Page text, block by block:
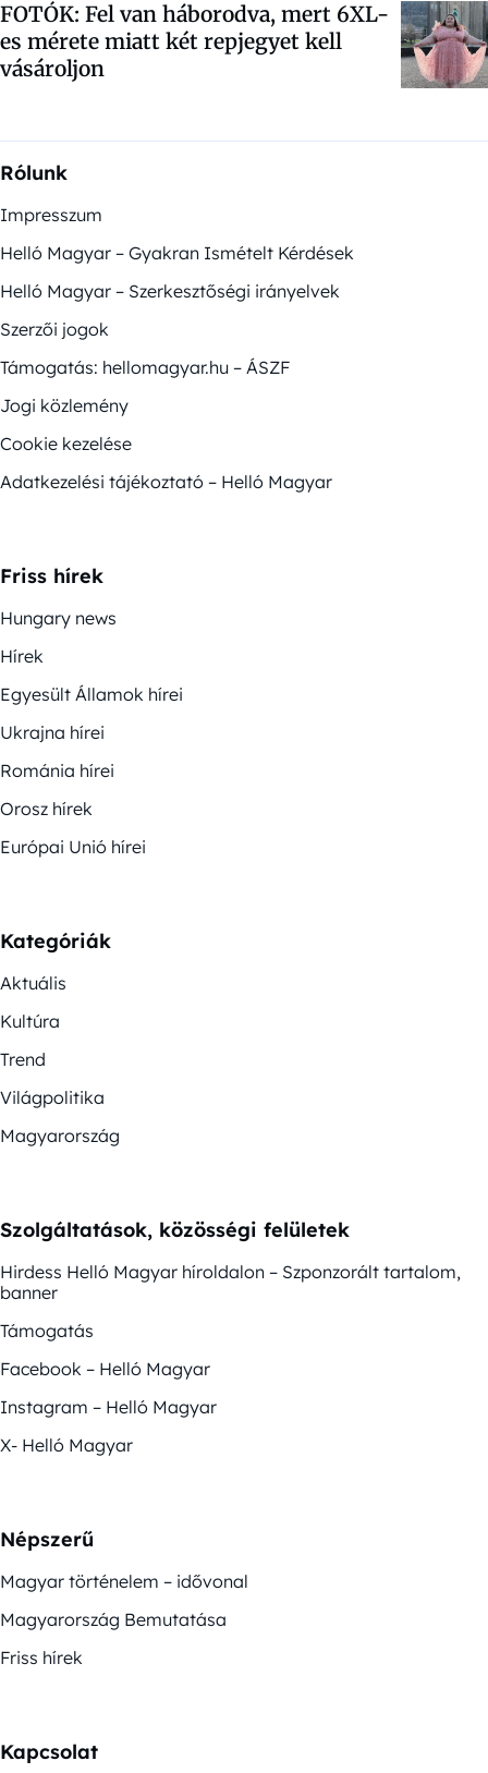
FOTÓK: Fel van háborodva, mert 6XL-
es mérete miatt két repjegyet kell
vásároljon
Rólunk
Impresszum
Helló Magyar – Gyakran Ismételt Kérdések
Helló Magyar – Szerkesztőségi irányelvek
Szerzői jogok
Támogatás: hellomagyar.hu – ÁSZF
Jogi közlemény
Cookie kezelése
Adatkezelési tájékoztató – Helló Magyar
Friss hírek
Hungary news
Hírek
Egyesült Államok hírei
Ukrajna hírei
Románia hírei
Orosz hírek
Európai Unió hírei
Kategóriák
Aktuális
Kultúra
Trend
Világpolitika
Magyarország
Szolgáltatások, közösségi felületek
Hirdess Helló Magyar híroldalon – Szponzorált tartalom,
banner
Támogatás
Facebook – Helló Magyar
Instagram – Helló Magyar
X- Helló Magyar
Népszerű
Magyar történelem – idővonal
Magyarország Bemutatása
Friss hírek
Kapcsolat